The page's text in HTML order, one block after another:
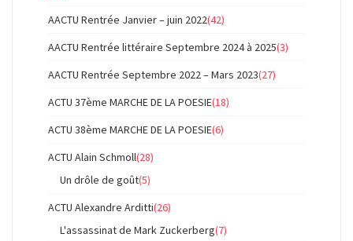
AACTU Rentrée Janvier – juin 2022(42)
AACTU Rentrée littéraire Septembre 2024 à 2025(3)
AACTU Rentrée Septembre 2022 – Mars 2023(27)
ACTU 37ème MARCHE DE LA POESIE(18)
ACTU 38ème MARCHE DE LA POESIE(6)
ACTU Alain Schmoll(28)
Un drôle de goût(5)
ACTU Alexandre Arditti(26)
L'assassinat de Mark Zuckerberg(7)